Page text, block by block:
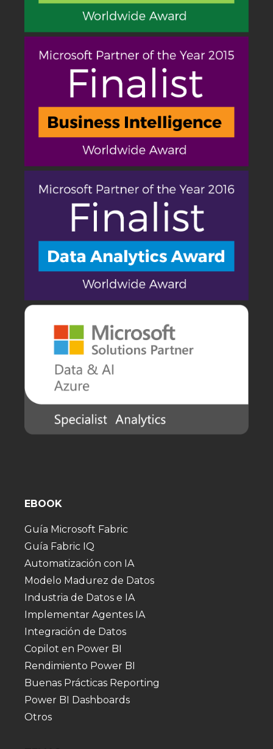
EBOOK
Guía Microsoft Fabric
Guía Fabric IQ
Automatización con IA
Modelo Madurez de Datos
Industria de Datos e IA
Implementar Agentes IA
Integración de Datos
Copilot en Power BI
Rendimiento Power BI
Buenas Prácticas Reporting
Power BI Dashboards
Otros